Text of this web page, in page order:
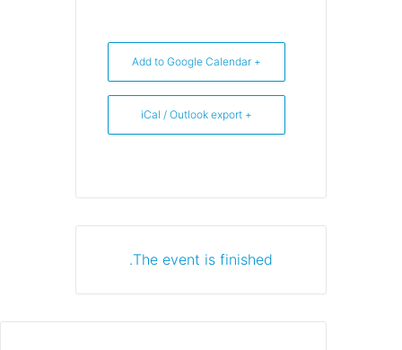
The event is finished.